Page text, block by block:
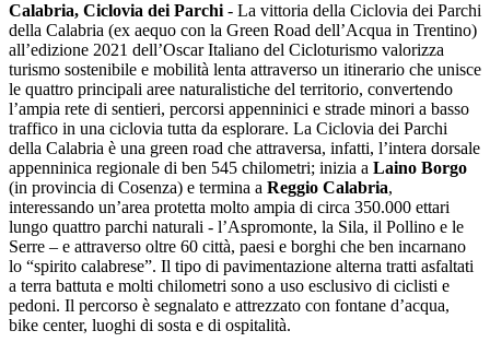
Calabria, Ciclovia dei Parchi - La vittoria della Ciclovia dei Parchi
della Calabria (ex aequo con la Green Road dell’Acqua in Trentino)
all’edizione 2021 dell’Oscar Italiano del Cicloturismo valorizza
turismo sostenibile e mobilità lenta attraverso un itinerario che unisce
le quattro principali aree naturalistiche del territorio, convertendo
l’ampia rete di sentieri, percorsi appenninici e strade minori a basso
traffico in una ciclovia tutta da esplorare. La Ciclovia dei Parchi
della Calabria è una green road che attraversa, infatti, l’intera dorsale
appenninica regionale di ben 545 chilometri; inizia a Laino Borgo
(in provincia di Cosenza) e termina a Reggio Calabria,
interessando un’area protetta molto ampia di circa 350.000 ettari
lungo quattro parchi naturali - l’Aspromonte, la Sila, il Pollino e le
Serre – e attraverso oltre 60 città, paesi e borghi che ben incarnano
lo “spirito calabrese”. Il tipo di pavimentazione alterna tratti asfaltati
a terra battuta e molti chilometri sono a uso esclusivo di ciclisti e
pedoni. Il percorso è segnalato e attrezzato con fontane d’acqua,
bike center, luoghi di sosta e di ospitalità.